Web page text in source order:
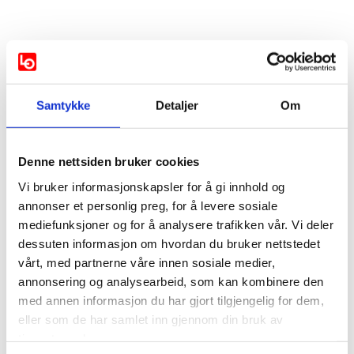
Samtykke Detaljer Om
Denne nettsiden bruker cookies
Vi bruker informasjonskapsler for å gi innhold og
annonser et personlig preg, for å levere sosiale
mediefunksjoner og for å analysere trafikken vår. Vi deler
dessuten informasjon om hvordan du bruker nettstedet
vårt, med partnerne våre innen sosiale medier,
annonsering og analysearbeid, som kan kombinere den
med annen informasjon du har gjort tilgjengelig for dem,
eller som de har samlet inn gjennom din bruk av
AP KRF
Støttes ikke av:
Venstre
Ikke svart: